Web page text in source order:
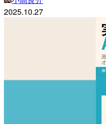
2025.10.27